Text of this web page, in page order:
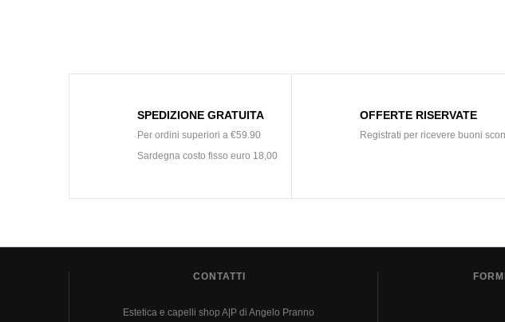
SPEDIZIONE GRATUITA
Per ordini superiori a €59.90
Sardegna costo fisso euro 18,00
OFFERTE RISERVATE
Registrati per ricevere buoni
CONTATTI
Estetica e capelli shop A|P di Angelo Pranno